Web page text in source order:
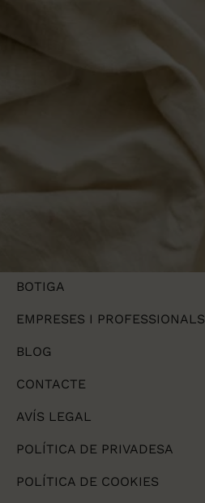
BOTIGA
EMPRESES I PROFESSIONALS
BLOG
CONTACTE
AVÍS LEGAL
POLÍTICA DE PRIVADESA
POLÍTICA DE COOKIES